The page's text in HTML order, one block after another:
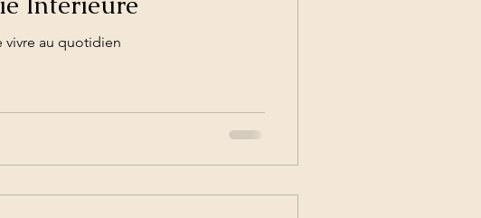
vivre au quotidien